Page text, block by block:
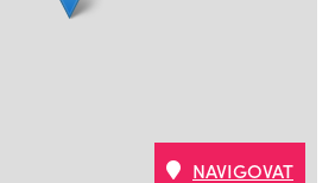
NAVIGOVAT